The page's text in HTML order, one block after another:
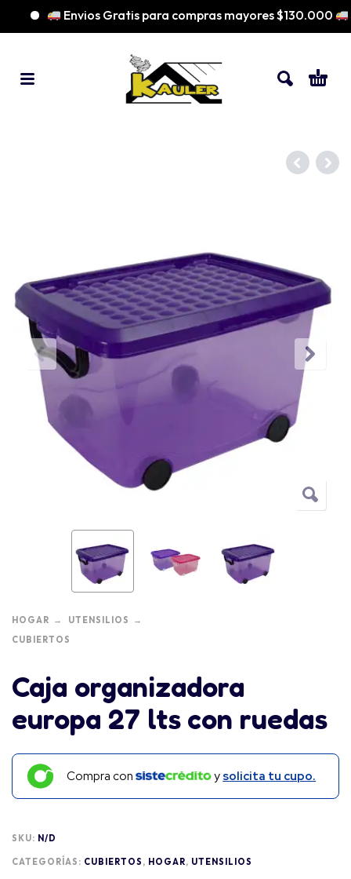
Envios Gratis para compras mayores $130.000
HOGAR
UTENSILIOS
CUBIERTOS
Caja organizadora
europa 27 lts con ruedas
Compra con y solicita tu cupo.
SKU: N/D
CATEGORÍAS: CUBIERTOS , HOGAR, UTENSILIOS